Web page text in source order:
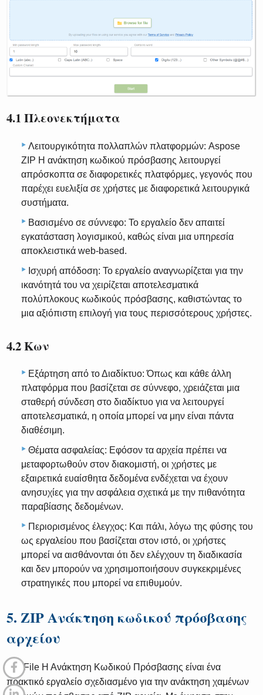
4.1 Πλεονεκτήματα
Λειτουργικότητα πολλαπλών πλατφορμών: Aspose
ZIP Η ανάκτηση κωδικού πρόσβασης λειτουργεί
απρόσκοπτα σε διαφορετικές πλατφόρμες, γεγονός που
παρέχει ευελιξία σε χρήστες με διαφορετικά λειτουργικά
συστήματα.
Βασισμένο σε σύννεφο: Το εργαλείο δεν απαιτεί
εγκατάσταση λογισμικού, καθώς είναι μια υπηρεσία
αποκλειστικά web-based.
Ισχυρή απόδοση: Το εργαλείο αναγνωρίζεται για την
ικανότητά του να χειρίζεται αποτελεσματικά
πολύπλοκους κωδικούς πρόσβασης, καθιστώντας το
μια αξιόπιστη επιλογή για τους περισσότερους χρήστες.
4.2 Κων
Εξάρτηση από το Διαδίκτυο: Όπως και κάθε άλλη
πλατφόρμα που βασίζεται σε σύννεφο, χρειάζεται μια
σταθερή σύνδεση στο διαδίκτυο για να λειτουργεί
αποτελεσματικά, η οποία μπορεί να μην είναι πάντα
διαθέσιμη.
Θέματα ασφαλείας: Εφόσον τα αρχεία πρέπει να
μεταφορτωθούν στον διακομιστή, οι χρήστες με
εξαιρετικά ευαίσθητα δεδομένα ενδέχεται να έχουν
ανησυχίες για την ασφάλεια σχετικά με την πιθανότητα
παραβίασης δεδομένων.
Περιορισμένος έλεγχος: Και πάλι, λόγω της φύσης του
ως εργαλείου που βασίζεται στον ιστό, οι χρήστες
μπορεί να αισθάνονται ότι δεν ελέγχουν τη διαδικασία
και δεν μπορούν να χρησιμοποιήσουν συγκεκριμένες
στρατηγικές που μπορεί να επιθυμούν.
5. ZIP Ανάκτηση κωδικού πρόσβασης
αρχείου
ZIP File Η Ανάκτηση Κωδικού Πρόσβασης είναι ένα
πρακτικό εργαλείο σχεδιασμένο για την ανάκτηση χαμένων